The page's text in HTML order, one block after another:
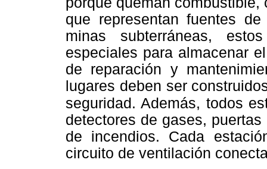
que representan fuentes
minas subterráneas,
especiales para almacenar
de reparación y
lugares deben ser
seguridad. Además, todos
detectores de gases,
de incendios. Cada
circuito de ventilación